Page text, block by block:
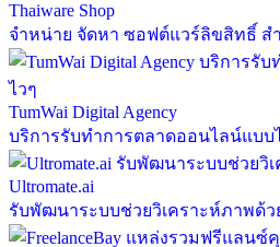
Thaiware Shop
จำหน่าย จัดหา ซอฟต์แวร์ลิขสิทธิ์ ส
TumWai Digital Agency
บริการรับทำการตลาดออนไลน์แบบ
Ultromate.ai
รับพัฒนาระบบช่วยวิเคราะห์ภาพด้ว